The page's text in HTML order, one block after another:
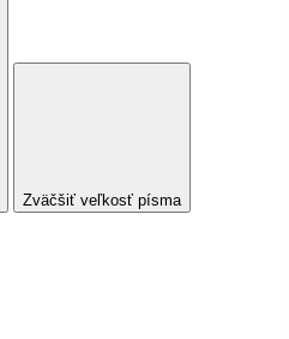
Zväčšiť veľkosť písma